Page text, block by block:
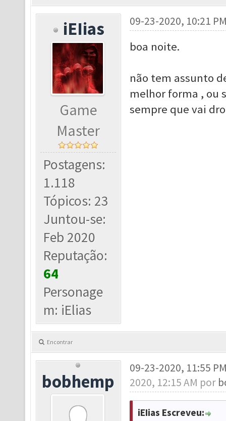
iEIias
Game
Master
Postagens:
1.118
Tópicos: 23
Juntou-se:
Feb 2020
Reputação:
64
Personage
m: iElias
09-23-2020, 10:21
boa noite.
não tem assunto
melhor forma , ou
sempre que vai
Encontrar
bobhemp
09-23-2020, 11:55
2020, 12:15 AM por
iEIias Escreveu: